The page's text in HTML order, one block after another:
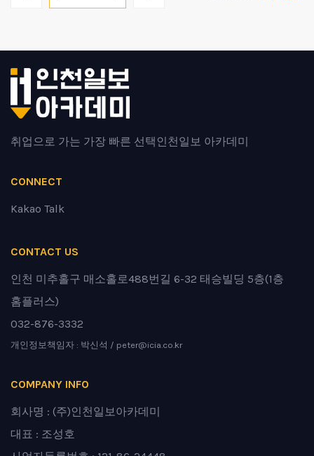
취업으로 가는 가장 빠른 선택 인천일보 아카데미
CONNECT
Kakao Talk
CONTACT US
인천 미추홀구 매소홀로488번길 6-32 태승빌딩 5층(1층
홈플러스)
032-876-3332
개인정보책임자 : 박신석 / peter@icia.co.kr
COMPANY INFO
회사명 : (주)인천일보아카데미
대표 : 조성호